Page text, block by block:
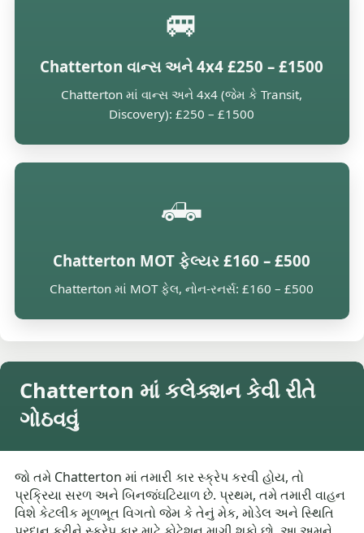
🚐
Chatterton વાન્સ અને 4x4 £250 – £1500
Chatterton માં વાન્સ અને 4x4 (જેમ કે Transit,
Discovery): £250 – £1500
🛻
Chatterton MOT ફેલ્યર £160 – £500
Chatterton માં MOT ફેલ, નોન-રનર્સ: £160 – £500
Chatterton માં કલેક્શન કેવી રીતે
ગોઠવવું
જો તમે Chatterton માં તમારી કાર સ્ક્રેપ કરવી હોય, તો
પ્રક્રિયા સરળ અને બિનજંઘટિયાળ છે. પ્રથમ, તમે તમારી વાહન
વિશે કેટલીક મૂળભૂત વિગતો જેમ કે તેનું મેક, મોડેલ અને સ્થિતિ